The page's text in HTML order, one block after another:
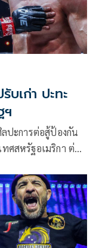
เก่า ปะทะ
ฯ
ปะการต่อสู้ป้องกัน
ศสหรัฐอเมริกา ต่อ
.นี้ โดยล่าสุดมีการ
มป์โลก ONE
ป้องกันตำแหน่งครั้งที่
ดีเดือด วัย 31 ปี จาก
งคนปัจจุบัน